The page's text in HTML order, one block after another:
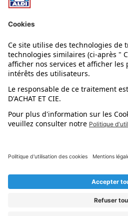
Nos rayons
Nos marques
Nos astuces
Évènements
L'application mobile